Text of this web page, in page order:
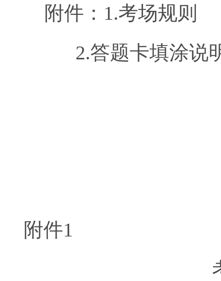
附件：1.
2.答题卡填涂说
附件1